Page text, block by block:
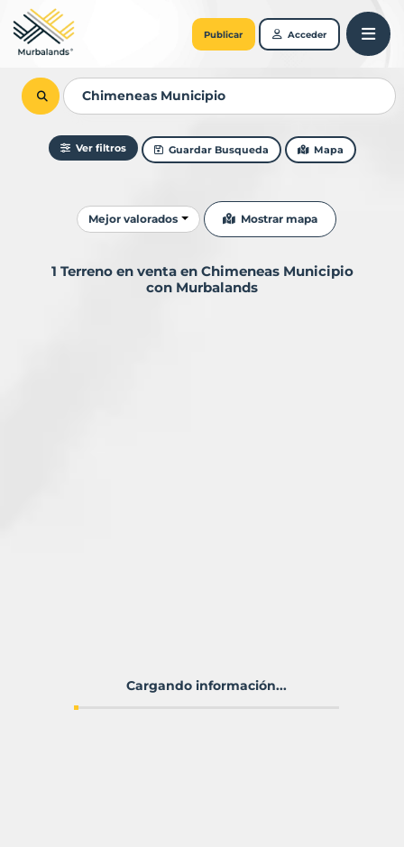
Publicar Acceder
Ver filtros Guardar Busqueda Mapa
Ordenar resultados
Mejor valorados Mostrar mapa
1 Terreno en venta en Chimeneas Municipio
con Murbalands
Cargando información...